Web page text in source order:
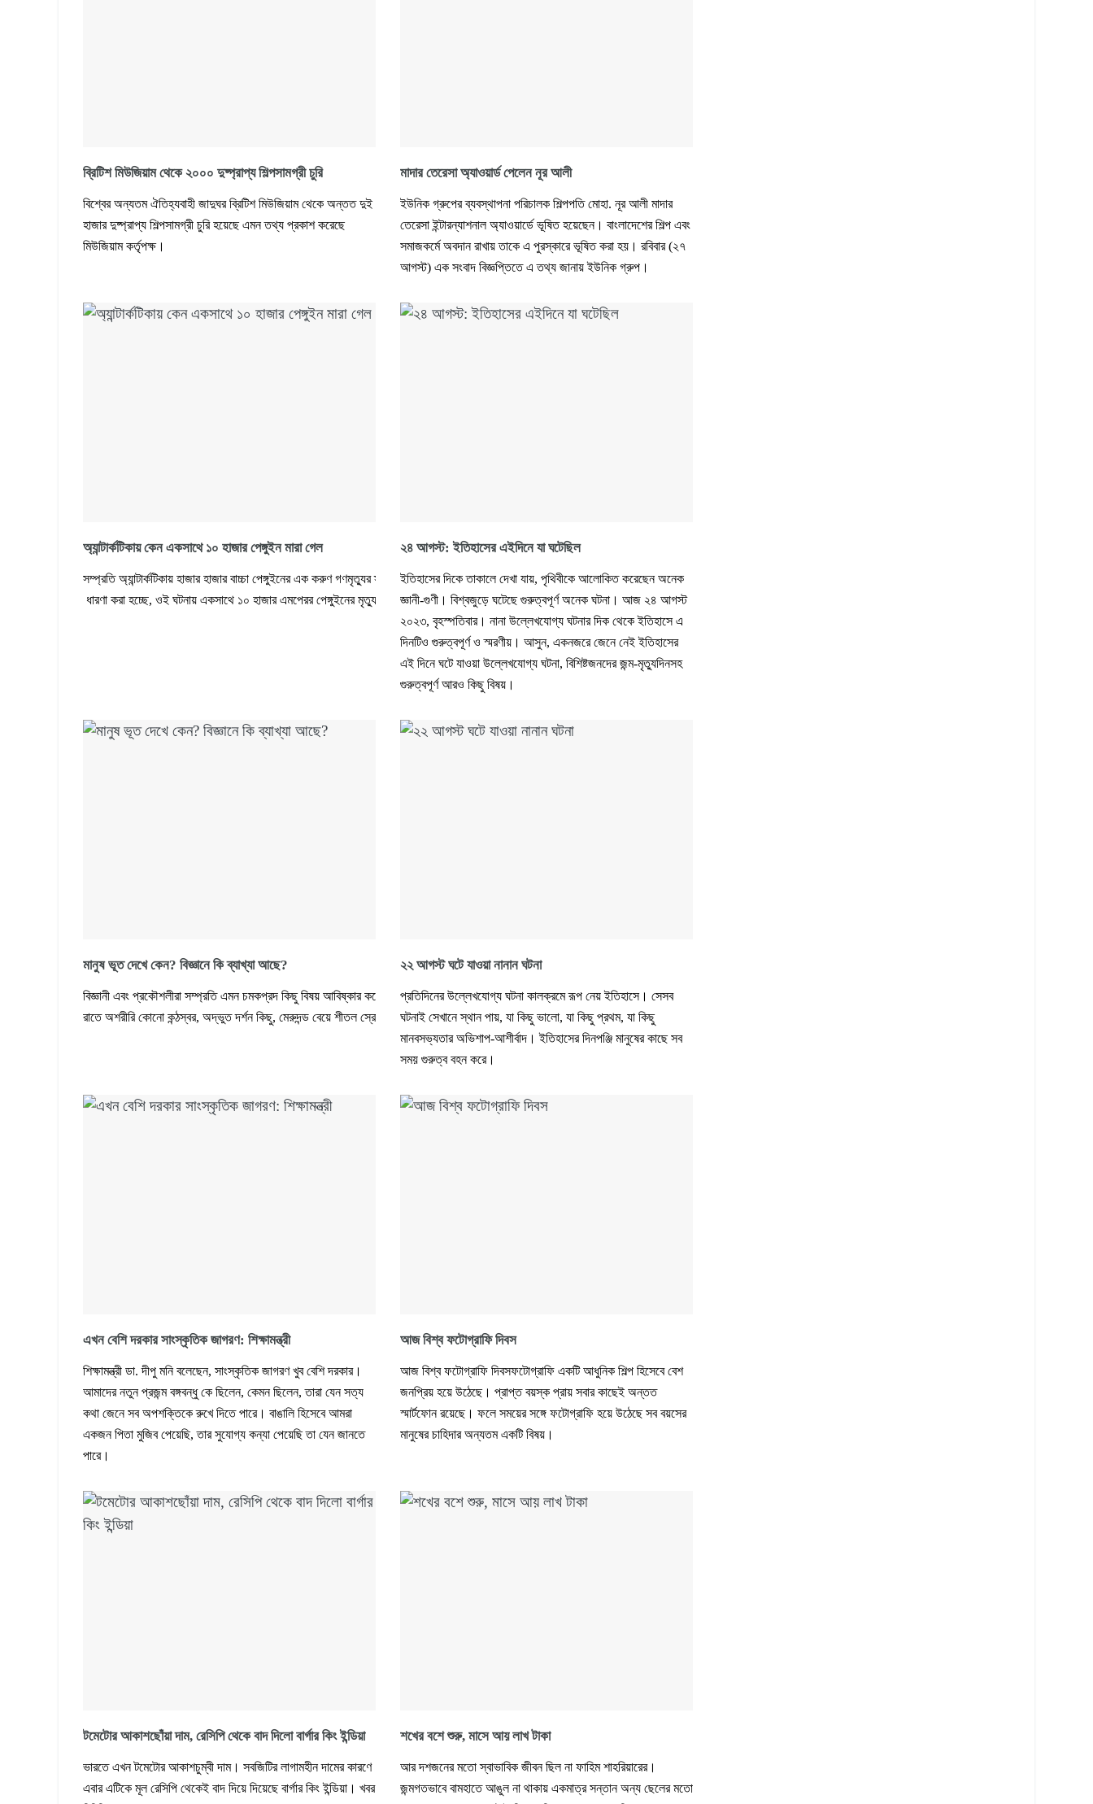
ব্রিটিশ মিউজিয়াম থেকে ২০০০ দুষ্প্রাপ্য শিল্পসামগ্রী চুরি
বিশ্বের অন্যতম ঐতিহ্যবাহী জাদুঘর ব্রিটিশ মিউজিয়াম থেকে অন্তত দুই
হাজার দুষ্প্রাপ্য শিল্পসামগ্রী চুরি হয়েছে এমন তথ্য প্রকাশ করেছে
মিউজিয়াম কর্তৃপক্ষ।
মাদার তেরেসা অ্যাওয়ার্ড পেলেন নূর আলী
ইউনিক গ্রুপের ব্যবস্থাপনা পরিচালক শিল্পপতি মোহা. নূর আলী মাদার
তেরেসা ইন্টারন্যাশনাল অ্যাওয়ার্ডে ভূষিত হয়েছেন। বাংলাদেশের শিল্প এবং
সমাজকর্মে অবদান রাখায় তাকে এ পুরস্কারে ভূষিত করা হয়। রবিবার (২৭
আগস্ট) এক সংবাদ বিজ্ঞপ্তিতে এ তথ্য জানায় ইউনিক গ্রুপ।
অ্যান্টার্কটিকায় কেন একসাথে ১০ হাজার পেঙ্গুইন মারা গেল
সম্প্রতি অ্যান্টার্কটিকায় হাজার হাজার বাচ্চা পেঙ্গুইনের এক করুণ গণমৃত্যুর স্বাক্ষী হল বিশ্ব।
ধারণা করা হচ্ছে, ওই ঘটনায় একসাথে ১০ হাজার এমপেরর পেঙ্গুইনের মৃত্যু ঘটেছে।
২৪ আগস্ট: ইতিহাসের এইদিনে যা ঘটেছিল
ইতিহাসের দিকে তাকালে দেখা যায়, পৃথিবীকে আলোকিত করেছেন অনেক
জ্ঞানী-গুণী। বিশ্বজুড়ে ঘটেছে গুরুত্বপূর্ণ অনেক ঘটনা। আজ ২৪ আগস্ট
২০২৩, বৃহস্পতিবার। নানা উল্লেখযোগ্য ঘটনার দিক থেকে ইতিহাসে এ
দিনটিও গুরুত্বপূর্ণ ও স্মরণীয়। আসুন, একনজরে জেনে নেই ইতিহাসের
এই দিনে ঘটে যাওয়া উল্লেখযোগ্য ঘটনা, বিশিষ্টজনদের জন্ম-মৃত্যুদিনসহ
গুরুত্বপূর্ণ আরও কিছু বিষয়।
মানুষ ভূত দেখে কেন? বিজ্ঞানে কি ব্যাখ্যা আছে?
বিজ্ঞানী এবং প্রকৌশলীরা সম্প্রতি এমন চমকপ্রদ কিছু বিষয় আবিষ্কার করেছেন যা হয়তো ব্যাখ্যা দিতে পারবে, মানুষ কেন মনে করে যে সে ভূত দেখেছে।
রাতে অশরীরি কোনো কন্ঠস্বর, অদ্ভুত দর্শন কিছু, মেরুদন্ড বেয়ে শীতল স্রোত বয়ে যাওয়া।
২২ আগস্ট ঘটে যাওয়া নানান ঘটনা
প্রতিদিনের উল্লেখযোগ্য ঘটনা কালক্রমে রূপ নেয় ইতিহাসে। সেসব
ঘটনাই সেখানে স্থান পায়, যা কিছু ভালো, যা কিছু প্রথম, যা কিছু
মানবসভ্যতার অভিশাপ-আশীর্বাদ। ইতিহাসের দিনপঞ্জি মানুষের কাছে সব
সময় গুরুত্ব বহন করে।
এখন বেশি দরকার সাংস্কৃতিক জাগরণ: শিক্ষামন্ত্রী
শিক্ষামন্ত্রী ডা. দীপু মনি বলেছেন, সাংস্কৃতিক জাগরণ খুব বেশি দরকার।
আমাদের নতুন প্রজন্ম বঙ্গবন্ধু কে ছিলেন, কেমন ছিলেন, তারা যেন সত্য
কথা জেনে সব অপশক্তিকে রুখে দিতে পারে। বাঙালি হিসেবে আমরা
একজন পিতা মুজিব পেয়েছি, তার সুযোগ্য কন্যা পেয়েছি তা যেন জানতে
পারে।
আজ বিশ্ব ফটোগ্রাফি দিবস
আজ বিশ্ব ফটোগ্রাফি দিবসফটোগ্রাফি একটি আধুনিক শিল্প হিসেবে বেশ
জনপ্রিয় হয়ে উঠেছে। প্রাপ্ত বয়স্ক প্রায় সবার কাছেই অন্তত
স্মার্টফোন রয়েছে। ফলে সময়ের সঙ্গে ফটোগ্রাফি হয়ে উঠেছে সব বয়সের
মানুষের চাহিদার অন্যতম একটি বিষয়।
টমেটোর আকাশছোঁয়া দাম, রেসিপি থেকে বাদ দিলো বার্গার কিং ইন্ডিয়া
ভারতে এখন টমেটোর আকাশচুম্বী দাম। সবজিটির লাগামহীন দামের কারণে
এবার এটিকে মূল রেসিপি থেকেই বাদ দিয়ে দিয়েছে বার্গার কিং ইন্ডিয়া। খবর
শখের বশে শুরু, মাসে আয় লাখ টাকা
আর দশজনের মতো স্বাভাবিক জীবন ছিল না ফাহিম শাহরিয়ারের।
জন্মগতভাবে বামহাতে আঙুল না থাকায় একমাত্র সন্তান অন্য ছেলের মতো